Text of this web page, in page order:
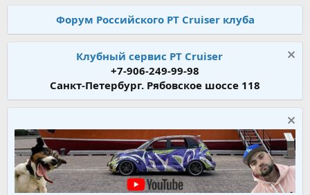
Форум Российского PT Cruiser клуба
Клубный сервис PT Cruiser
+7-906-249-99-98
Санкт-Петербург. Рябовское шоссе 118